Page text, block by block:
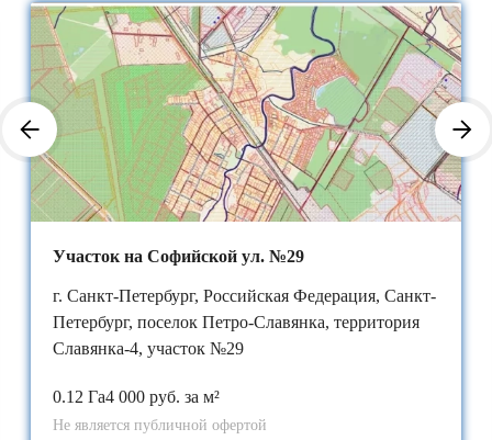
Участок на Софийской ул. №29
г. Санкт-Петербург, Российская Федерация, Санкт-
Петербург, поселок Петро-Славянка, территория
Славянка-4, участок №29
0.12 Га4 000 руб. за м²
Не является публичной офертой